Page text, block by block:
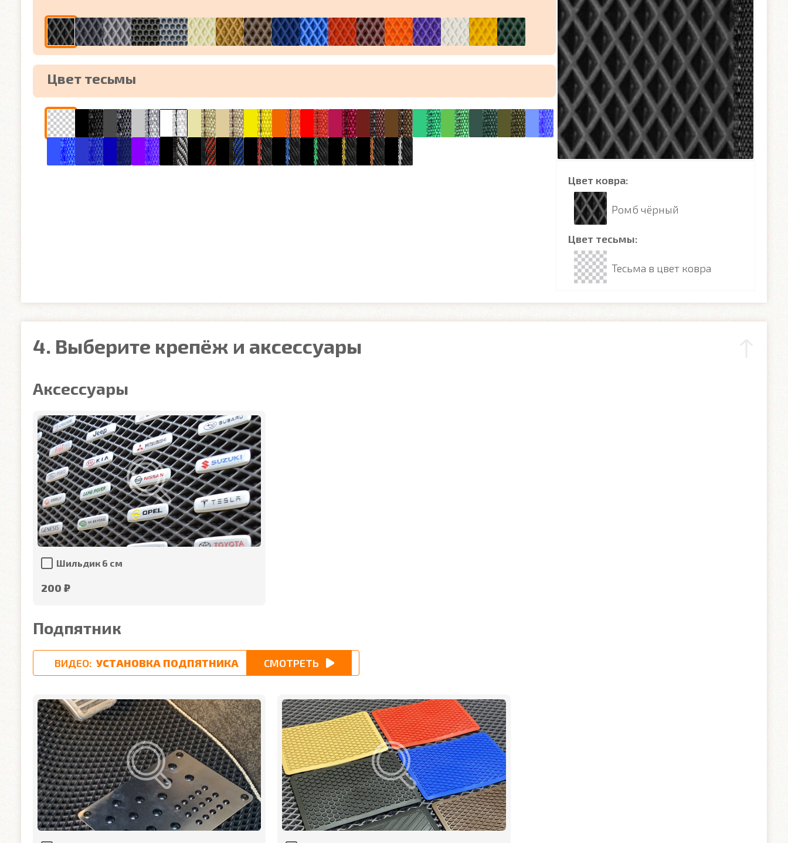
Цвет тесьмы
Цвет ковра:
Ромб чёрный
Цвет тесьмы:
Тесьма в цвет ковра
4. Выберите крепёж и аксессуары
Аксессуары
Шильдик 6 см
200 ₽
Подпятник
ВИДЕО: УСТАНОВКА ПОДПЯТНИКА СМОТРЕТЬ